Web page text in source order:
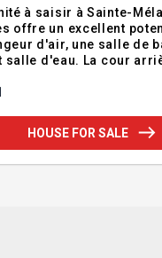
à saisir à Sainte-
offre un excellent
d'air, une salle de
salle d'eau. La cour
Le vendeur doit régler
HOUSE FOR SALE